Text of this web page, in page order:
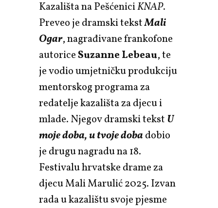
Kazališta na PešćeniciKNAP.
Preveo je dramski tekstMali
Ogar, nagrađivane frankofone
autoriceSuzanne Lebeau, te
je vodio umjetničku produkciju
mentorskog programa za
redatelje kazališta za djecu i
mlade. Njegov dramski tekst U
moje doba, u tvoje doba dobio
je drugu nagradu na 18.
Festivalu hrvatske drame za
djecu Mali Marulić 2025. Izvan
rada u kazalištu svoje pjesme